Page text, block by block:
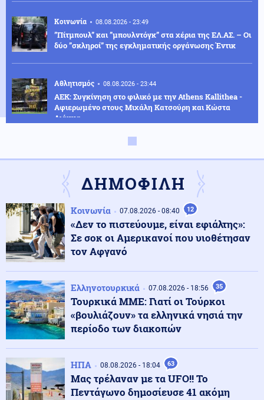
Κοινωνία 08.08.2026 - 23:49
”Πίτμπουλ” και ”μπουλντόγκ” στα χέρια της ΕΛ.ΑΣ. – Οι
δύο ”σκληροί” της εγκληματικής οργάνωσης Έντικ
Αθλητισμός 08.08.2026 - 23:44
ΑΕΚ: Συγκίνηση στο φιλικό με την Athens Kallithea -
Αφιερωμένο στους Μιχάλη Κατσούρη και Κώστα
Λιάκκα
Κωνσταντοπούλου: Το έγκλημα των υποκλοπών
αποτελεί έγκλημα κατά της Δημοκρατίας - Η ανάρτησή
της
Κόσμος 08.08.2026 - 23:25
Τους "την έσκασε" άθελά του ο Ρονάλντο: Πλήθος
κόσμου στη Μαδέρα για το γάμο, αλλά τελικά
παντρευόταν άλλο ζευγάρι
Κοινωνία
Συγκλονιστικό τροχαίο: Αυτοκίνητο συγκρούστηκε με
μηχανή αστυνομικών της ΔΙΑΣ στο Λαγονήσι
Ένοπλες Συρράξεις
Καταγγελία για νυχτερινή είσοδο ισραηλινών
στρατευμάτων σε χωριό του Λιβάνου - Τι απαντά το
Ισραήλ
ΔΗΜΟΦΙΛΗ
Κοινωνία 07.08.2026 - 08:40 12
«Δεν το πιστεύουμε, είναι εφιάλτης»:
Σε σοκ οι Αμερικανοί που υιοθέτησαν
τον Αφγανό
Ελληνοτουρκικά 07.08.2026 - 18:56 35
Τουρκικά ΜΜΕ: Γιατί οι Τούρκοι
«βουλιάζουν» τα ελληνικά νησιά την
περίοδο των διακοπών
ΗΠΑ 08.08.2026 - 18:04 63
Μας τρέλαναν με τα UFO!! Το
Πεντάγωνο δημοσίευσε 41 ακόμη